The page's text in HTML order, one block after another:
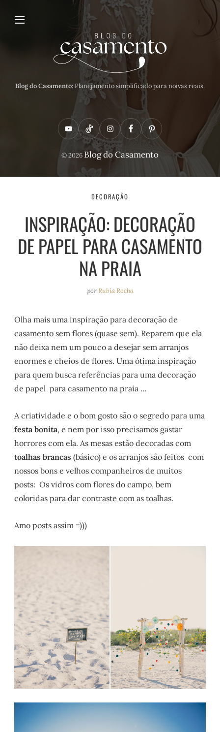
Blog do Casamento:Planejamento simplificado para noivas reais.
Y
o
t
e
T
i
t
o
I
n
t
a
a
m
F
a
e
o
k
P
i
t
e
s
t
© 2026 Blog do Casamento
DECORAÇÃO
INSPIRAÇÃO: DECORAÇÃO
DE PAPEL PARA CASAMENTO
NA PRAIA
porRubia Rocha
Olha mais uma inspiração para decoração de
casamento sem flores (quase sem). Reparem que ela
não deixa nem um pouco a desejar sem arranjos
enormes e cheios de flores. Uma ótima inspiração
para quem busca referências para uma decoração
de papel para casamento na praia …
A criatividade e o bom gosto são o segredo para uma
festa bonita, e nem por isso precisamos gastar
horrores com ela. As mesas estão decoradas com
toalhas brancas (básico) e os arranjos são feitos com
nossos bons e velhos companheiros de muitos
posts: Os vidros com flores do campo, bem
coloridas para dar contraste com as toalhas.
Amo posts assim =)))